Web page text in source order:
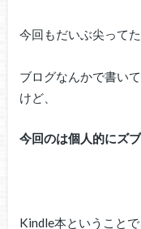
今回もだいぶ尖ってた
ブログなんかで書い
けど、
今回のは個人的にズ
Kindle本ということ